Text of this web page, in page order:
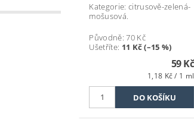
Kategorie: citrusově-zelená-
mošusová.
Původně:70 Kč
Ušetříte: 11 Kč (–15 %)
59 Kč
1,18 Kč / 1 ml